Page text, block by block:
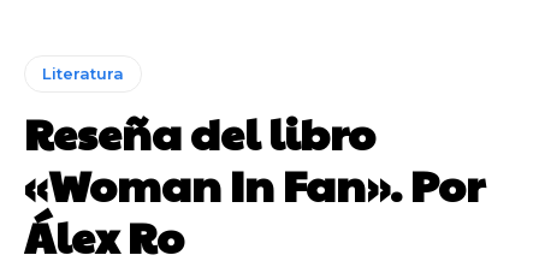
Literatura
Reseña del libro
«Woman In Fan». Por
Álex Ro